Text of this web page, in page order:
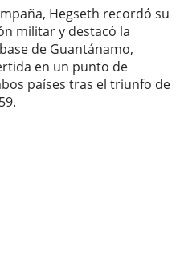
Hegseth recordó su
militar y destacó la
de Guantánamo,
en un punto de
países tras el triunfo de